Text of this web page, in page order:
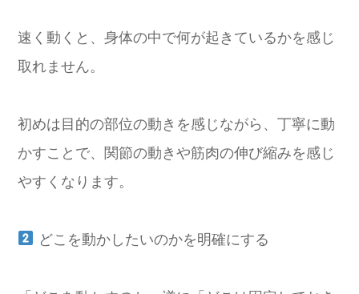
速く動くと、身体の中で何が起きているかを感じ
取れません。
初めは目的の部位の動きを感じながら、丁寧に動
かすことで、関節の動きや筋肉の伸び縮みを感じ
やすくなります。
どこを動かしたいのかを明確にする